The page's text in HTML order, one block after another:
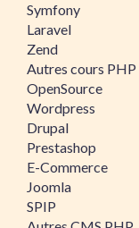
Symfony
Laravel
Zend
Autres cours PHP
OpenSource
Wordpress
Drupal
Prestashop
E-Commerce
Joomla
SPIP